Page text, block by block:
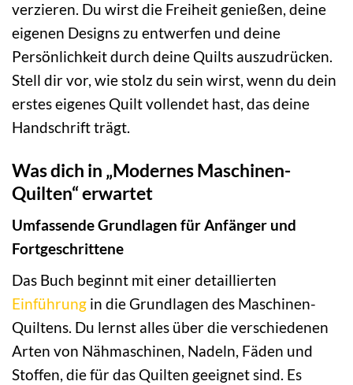
verzieren. Du wirst die Freiheit genießen, deine
eigenen Designs zu entwerfen und deine
Persönlichkeit durch deine Quilts auszudrücken.
Stell dir vor, wie stolz du sein wirst, wenn du dein
erstes eigenes Quilt vollendet hast, das deine
Handschrift trägt.
Was dich in „Modernes Maschinen-
Quilten“ erwartet
Umfassende Grundlagen für Anfänger und
Fortgeschrittene
Das Buch beginnt mit einer detaillierten
Einführung in die Grundlagen des Maschinen-
Quiltens. Du lernst alles über die verschiedenen
Arten von Nähmaschinen, Nadeln, Fäden und
Stoffen, die für das Quilten geeignet sind. Es